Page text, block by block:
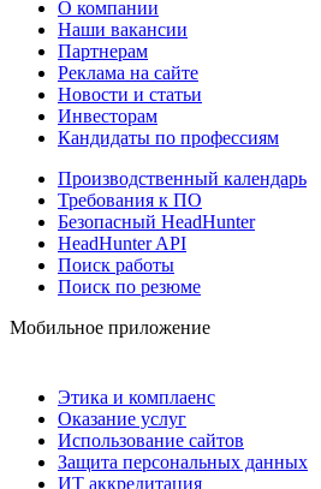
О компании
Наши вакансии
Партнерам
Реклама на сайте
Новости и статьи
Инвесторам
Кандидаты по профессиям
Производственный календарь
Требования к ПО
Безопасный HeadHunter
HeadHunter API
Поиск работы
Поиск по резюме
Мобильное приложение
Этика и комплаенс
Оказание услуг
Использование сайтов
Защита персональных данных
ИТ аккредитация